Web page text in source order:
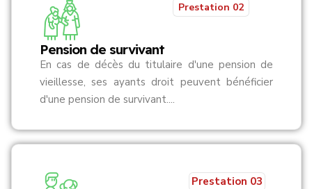
Prestation 02
Pension de survivant
En cas de décès du titulaire d'une pension de
vieillesse, ses ayants droit peuvent bénéficier
d'une pension de survivant....
Prestation 03